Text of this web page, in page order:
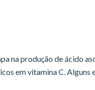
na produção de ácido
em vitamina C.